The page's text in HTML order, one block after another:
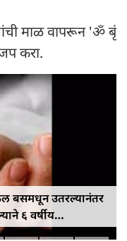
माळ वापरून 'ॐ बृं
करा.
बसमधून उतरल्यानंतर
६ वर्षीय